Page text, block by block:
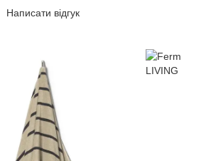
Написати відгук